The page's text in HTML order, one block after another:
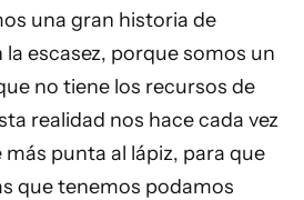
una gran historia de
escasez, porque somos un
no tiene los recursos de
realidad nos hace cada vez
punta al lápiz, para que
que tenemos podamos